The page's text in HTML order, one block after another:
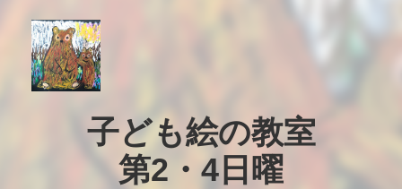
子ども絵の教室
第2・4日曜